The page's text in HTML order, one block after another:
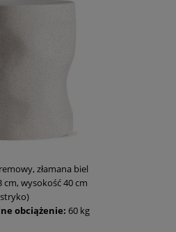
złamana biel
cm, wysokość 40 cm
obciążenie: 60 kg